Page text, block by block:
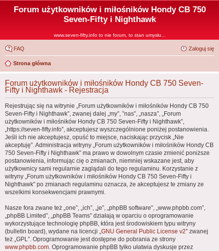
Forum użytkowników i miłośników Hondy CB 750
Seven-Fifty i Nighthawk
www.seven-fifty.info to nie forum, to stan umysłu...
FAQ Zaloguj się
Strona główna
Forum użytkowników i miłośników Hondy CB 750 Seven-
Fifty i Nighthawk - Rejestracja
Rejestrując się na witrynie „Forum użytkowników i miłośników Hondy CB 750
Seven-Fifty i Nighthawk”, zwanej dalej „my”, ”nas”, „nasza”, „Forum
użytkowników i miłośników Hondy CB 750 Seven-Fifty i Nighthawk”,
„https://seven-fifty.info”, akceptujesz wyszczególnione poniżej postanowienia.
Jeśli ich nie akceptujesz, opuść to miejsce, naciskając przycisk „Nie
akceptuję”. Administracja witryny „Forum użytkowników i miłośników Hondy CB
750 Seven-Fifty i Nighthawk” ma prawo w dowolnym czasie zmienić poniższe
postanowienia, informując cię o zmianach, niemniej wskazane jest, aby
użytkownicy sami regularnie zaglądali do tego regulaminu. Korzystanie z
witryny „Forum użytkowników i miłośników Hondy CB 750 Seven-Fifty i
Nighthawk” po zmianach regulaminu oznacza, że akceptujesz te zmiany ze
wszelkimi konsekwencjami prawnymi.
Nasze fora zwane też „one”, „ich”, „je”, „phpBB software”, „www.phpbb.com”,
„phpBB Limited”, „phpBB Teams” działają w oparciu o oprogramowanie
wykorzystujące technologię phpBB, która jest środowiskiem typu witryny
(bulletin board), wydane na licencji „GNU General Public License v2” zwanej
też „GPL”. Oprogramowanie jest dostępne do pobrania ze strony
www.phpbb.com. Oprogramowanie phpBB tylko ułatwia dyskusje przez